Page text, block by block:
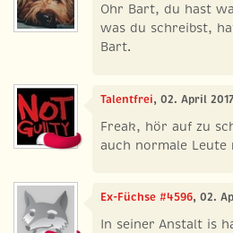
Ohr Bart, du hast
was du schreibst,
Bart.
Talentfrei, 02. April
Freak, hör auf zu
auch normale
Ex-Füchse #4596, 02.
In seiner Anstalt is